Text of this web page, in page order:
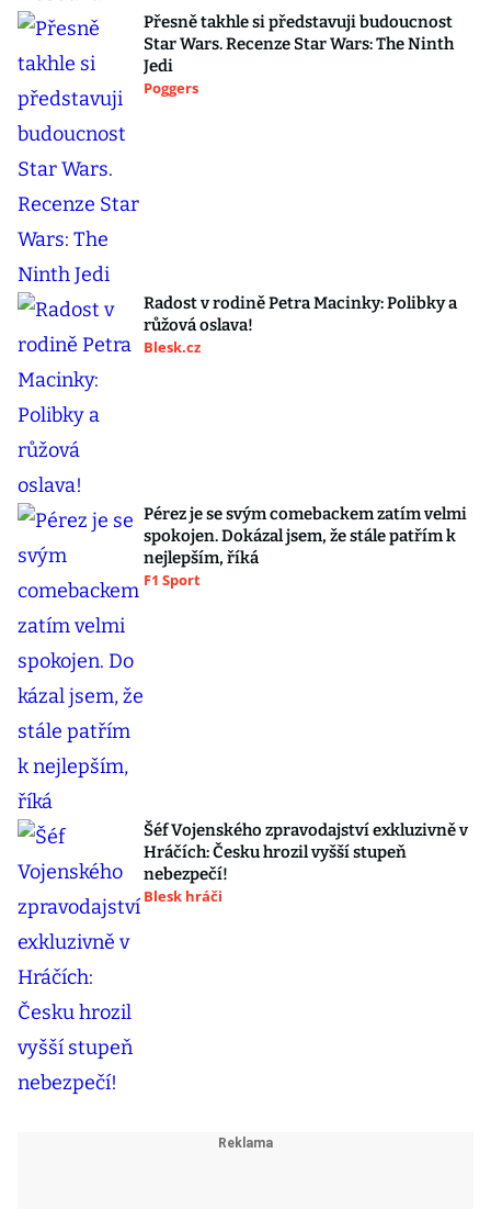
Přesně takhle si představuji budoucnost
Star Wars. Recenze Star Wars: The Ninth
Jedi
Poggers
Radost v rodině Petra Macinky: Polibky a
růžová oslava!
Blesk.cz
Pérez je se svým comebackem zatím velmi
spokojen. Dokázal jsem, že stále patřím k
nejlepším, říká
F1 Sport
Šéf Vojenského zpravodajství exkluzivně v
Hráčích: Česku hrozil vyšší stupeň
nebezpečí!
Blesk hráči